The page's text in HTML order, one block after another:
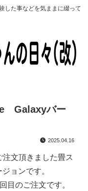
した事などを気ままに綴って
Galaxyバー
2025.04.16
文頂きました畳ス
ョンです。
目のご注文です。